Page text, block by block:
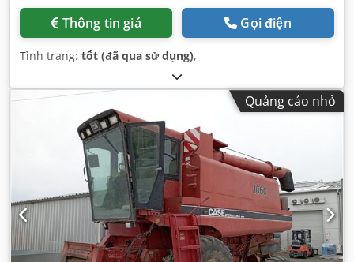
Thông tin giá Gọi điện
Tình trạng: tốt (đã qua sử dụng),
Quảng cáo nhỏ